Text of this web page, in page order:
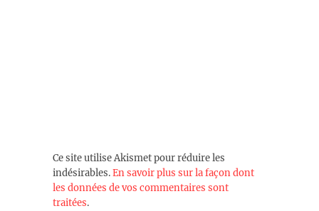
Ce site utilise Akismet pour réduire les
indésirables.En savoir plus sur la façon dont
les données de vos commentaires sont
traitées.